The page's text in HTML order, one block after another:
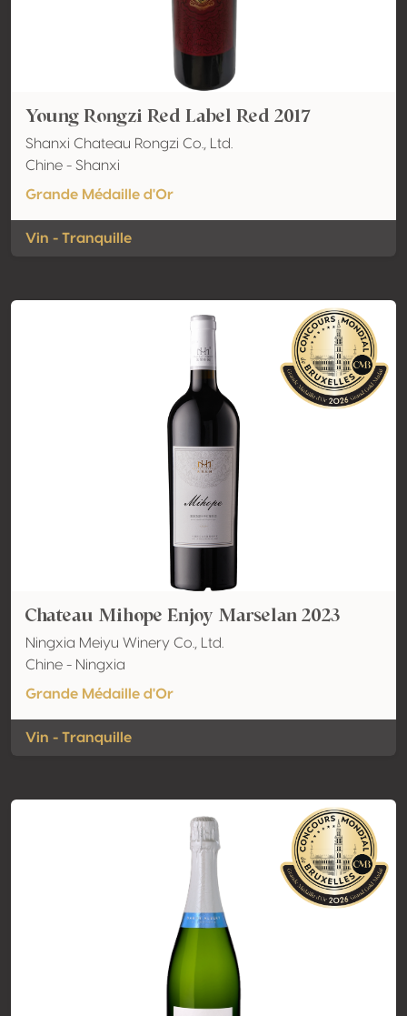
Young Rongzi Red Label Red 2017
Shanxi Chateau Rongzi Co., Ltd.
Chine - Shanxi
Grande Médaille d'Or
Vin - Tranquille
Chateau Mihope Enjoy Marselan 2023
Ningxia Meiyu Winery Co., Ltd.
Chine - Ningxia
Grande Médaille d'Or
Vin - Tranquille